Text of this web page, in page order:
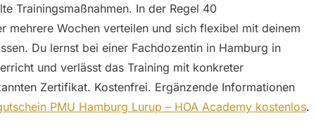
Trainingsmaßnahmen. In der Regel 40
mehrere Wochen verteilen und sich flexibel mit deinem
Du lernst bei einer Fachdozentin in Hamburg in
und verlässt das Training mit konkreter
Zertifikat. Kostenfrei. Ergänzende Informationen
PMU Hamburg Lurup – HOA Academy kostenlos.